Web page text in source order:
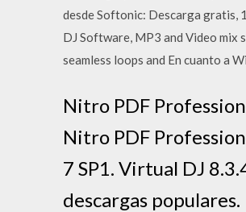
desde Softonic: Descarga gratis,
DJ Software, MP3 and Video
seamless loops and En cuanto a
Nitro PDF
Nitro PDF
7 SP1. Virtual DJ
descargas populares.